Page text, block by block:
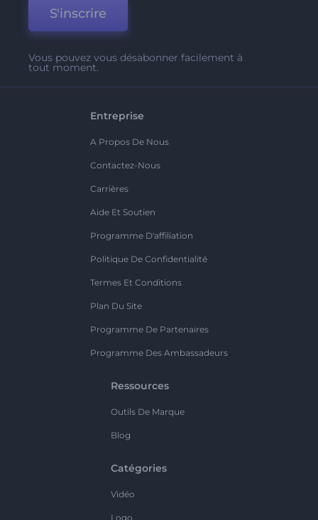
S'inscrire
Vous pouvez vous désabonner facilement à
tout moment.
Entreprise
A Propos De Nous
Contactez-Nous
Carrières
Aide Et Soutien
Programme D'affiliation
Politique De Confidentialité
Termes Et Conditions
Plan Du Site
Programme De Partenaires
Programme Des Ambassadeurs
Ressources
Outils De Marque
Blog
Catégories
Vidéo
Logo